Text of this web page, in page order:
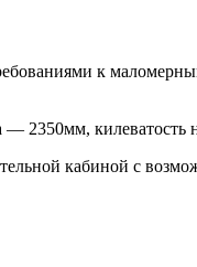
к
2350мм, килеватость
кабиной с